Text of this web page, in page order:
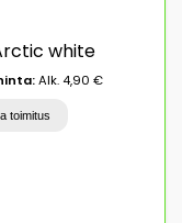
white
Alk. 4,90 €
toimitus